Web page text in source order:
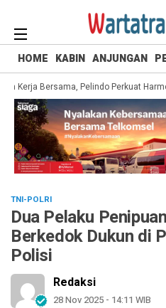
HOME KABIN ANJUNGAN
Bersama, Pelindo Perkuat
TNI-POLRI
Dua Pelaku
Berkedok Dukun di
Polisi
Redaksi
28 Nov 2025 - 14:11 WIB